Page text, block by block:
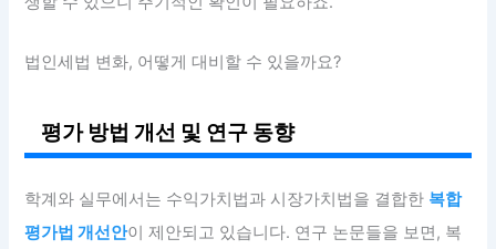
법인세법 변화, 어떻게 대비할 수 있을까요?
평가 방법 개선 및 연구 동향
학계와 실무에서는 수익가치법과 시장가치법을 결합한 복합
평가법 개선안이 제안되고 있습니다. 연구 논문들을 보면, 복